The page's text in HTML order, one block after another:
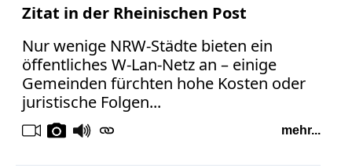
Zitat in der Rheinischen Post
Nur wenige NRW-Städte bieten ein
öffentliches W-Lan-Netz an – einige
Gemeinden fürchten hohe Kosten oder
juristische Folgen...
mehr...